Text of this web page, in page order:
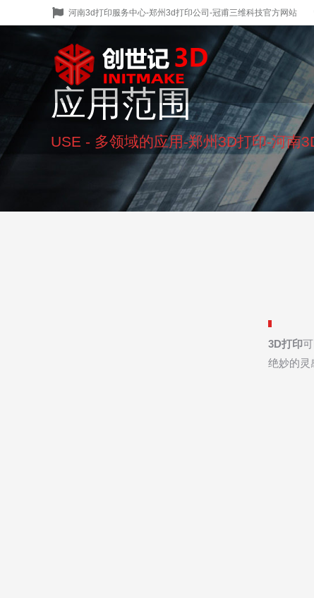
河南3d打印服务中心-郑州3d打印公司-冠甫三维科技官方网站
应用范围
USE - 多领域的应用-郑州3D打印-河南
您在这里：
3D打印
绝妙的灵